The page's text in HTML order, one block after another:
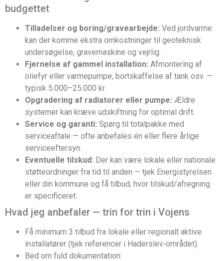
budgettet
Tilladelser og boring/gravearbejde: Ved jordvarme
kan der komme ekstra omkostninger til geoteknisk
undersøgelse, gravemaskine og vejrlig.
Fjernelse af gammel installation: Afmontering af
oliefyr eller varmepumpe, bortskaffelse af tank osv. —
typisk 5.000–25.000 kr.
Opgradering af radiatorer eller pumpe: Ældre
systemer kan kræve udskiftning for optimal drift.
Service og garanti: Spørg til totalpakke med
serviceaftale — ofte anbefales én eller flere årlige
serviceeftersyn.
Eventuelle tilskud: Der kan være lokale eller nationale
støtteordninger fra tid til anden — tjek Energistyrelsen
eller din kommune og få tilbud, hvor tilskud/afregning
er specificeret.
Hvad jeg anbefaler — trin for trin i Vojens
Få minimum 3 tilbud fra lokale eller regionalt aktive
installatører (tjek referencer i Haderslev‑området).
Bed om fuld dokumentation: